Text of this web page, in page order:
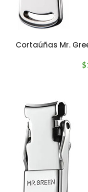
Cortaúñas Mr.
$